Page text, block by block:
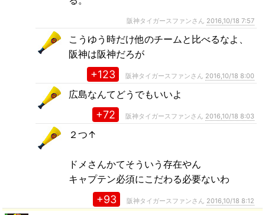
阪神タイガースファンさん 2016,10/18 7:57
こうゆう時だけ他のチームと比べるなよ、
阪神は阪神だろが
+123 阪神タイガースファンさん 2016,10/18 8:00
広島なんてどうでもいいよ
+72 阪神タイガースファンさん 2016,10/18 8:03
２つ↑
ドメさんかてそういう存在やん
キャプテン必須にこだわる必要ないわ
+93 阪神タイガースファンさん 2016,10/18 8:12